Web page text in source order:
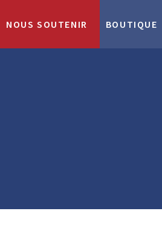
NOUS SOUTENIR BOUTIQUE